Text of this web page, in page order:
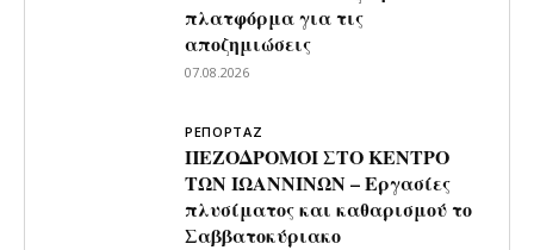
πλατφόρμα για τις
αποζημιώσεις
07.08.2026
ΡΕΠΟΡΤΑΖ
ΠΕΖΟΔΡΟΜΟΙ ΣΤΟ ΚΕΝΤΡΟ
ΤΩΝ ΙΩΑΝΝΙΝΩΝ – Εργασίες
πλυσίματος και καθαρισμού το
Σαββατοκύριακο